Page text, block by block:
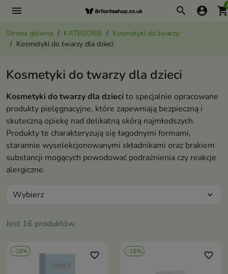
menu search account_circle
Strona główna KATEGORIE
Kosmetyki do twarzy
Kosmetyki do twarzy dla dzieci
Kosmetyki do twarzy dla dzieci
Kosmetyki do twarzy dla dzieci to specjalnie opracowane
produkty pielęgnacyjne, które zapewniają bezpieczną i
skuteczną opiekę nad delikatną skórą najmłodszych.
Produkty te charakteryzują się łagodnymi formami,
starannie wyselekcjonowanymi składnikami oraz brakiem
substancji mogących powodować podrażnienia czy reakcje
alergiczne.
Jest 16 produktów.
Wybierz expand_more
-18% favorite_border -18% favorite_border